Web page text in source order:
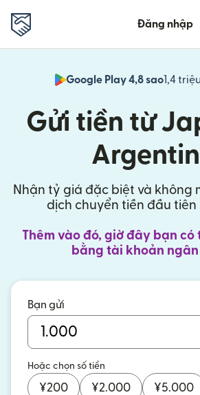
Đăng nhập
Google Play 4,8 sao1,4
Gửi tiền từ
Nhận tỷ giá đặc biệt và không
dịch chuyển tiền đầu tiên
Thêm vào đó, giờ đây bạn
bằng tài khoản
Bạn gửi
Hoặc chọn số tiền
¥200 ¥2.000 ¥5.000